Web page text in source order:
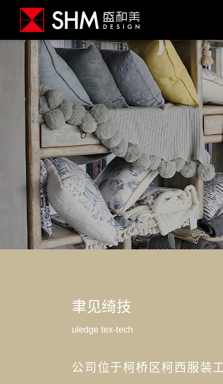
聿见绮技
uledge tex-tech
公司位于柯桥区柯西服装